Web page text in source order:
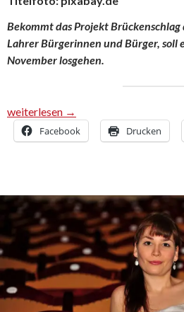
Bekommt das Projekt
Lahrer Bürgerinnen und Bürger, soll
November losgehen.
Projekt Brückenschlag bewirbt sich
weiterlesen →
Facebook Drucken